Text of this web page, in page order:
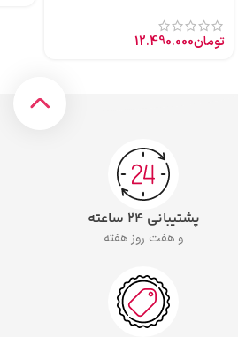
تومان12.490.000
پشتیبانی ۲۴ ساعته
و هفت روز هفته